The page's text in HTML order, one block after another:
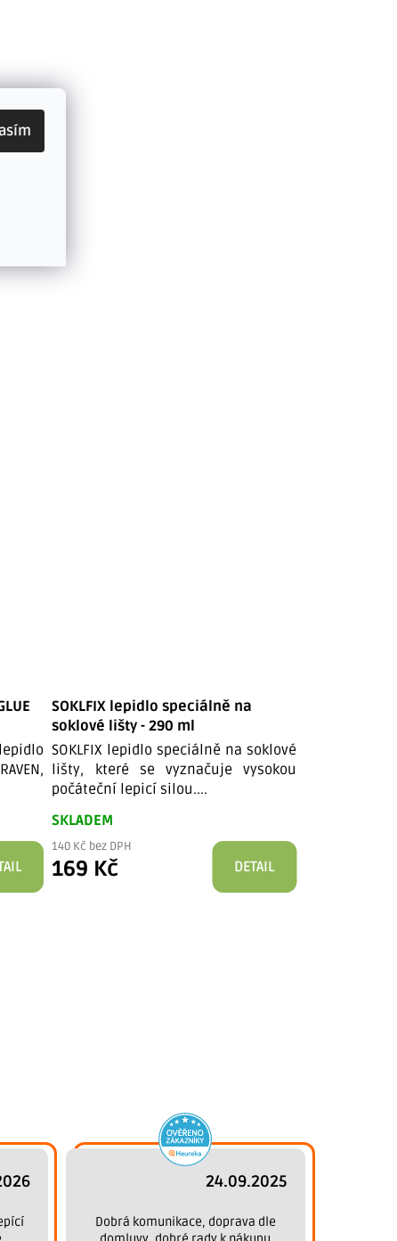
SOKLFIX lepidlo speciálně na
soklové lišty - 290 ml
SOKLFIX lepidlo speciálně na soklové
lišty, které se vyznačuje vysokou
počáteční lepicí silou....
SKLADEM
140 Kč bez DPH
169 Kč DETAIL
24.09.2025
Dobrá komunikace, doprava dle